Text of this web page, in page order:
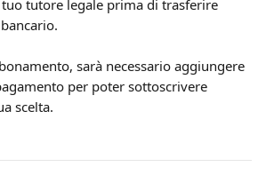
tutore legale prima di trasferire
sarà necessario aggiungere
per poter sottoscrivere
scelta.